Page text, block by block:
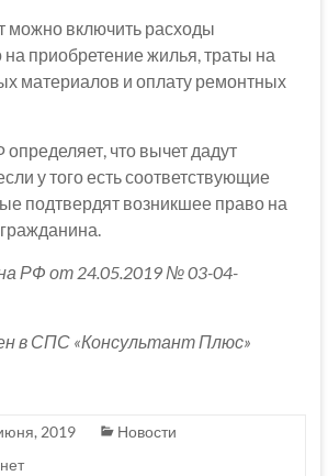
можно включить расходы
приобретение жилья, траты на
материалов и оплату ремонтных
что вычет дадут
у того есть соответствующие
подтвердят возникшее право на
РФ от 24.05.2019 № 03-04-
в СПС «Консультант Плюс»
2019
Новости